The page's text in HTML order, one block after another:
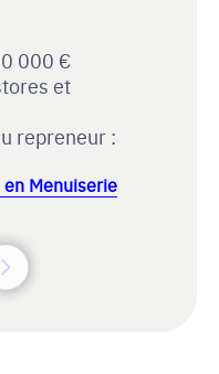
000 €
et
repreneur :
Menuiserie